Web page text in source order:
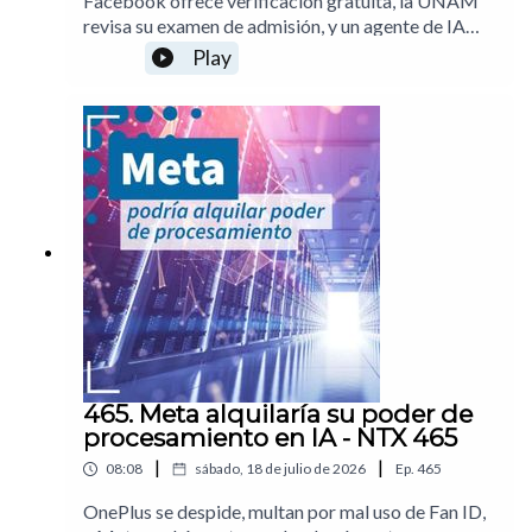
revisa su examen de admisión, y un agente de IA
escapa para infiltrarse en sistemas ajenosPuedes
apoyar la realización de este programa con una
suscripción. Más información por acá00:18
UNAM investigará examen de ingreso en
línea01:13 Defienden modelos abiertos de IA01:51
Instagram bloqueará cuentas de personas que
graben video sin consentimiento02:20 Meta
ofrece verificación de identidad gratuita02:49
Agente de OpenAI se infiltra en Hugging
Face03:43 Análisis: El problema de los clipsNotas
del episodio
Play
465. Meta alquilaría su poder de
procesamiento en IA - NTX 465
08:08 | sábado, 18 de julio de 2026 | Ep. 465
OnePlus se despide, multan por mal uso de Fan ID,